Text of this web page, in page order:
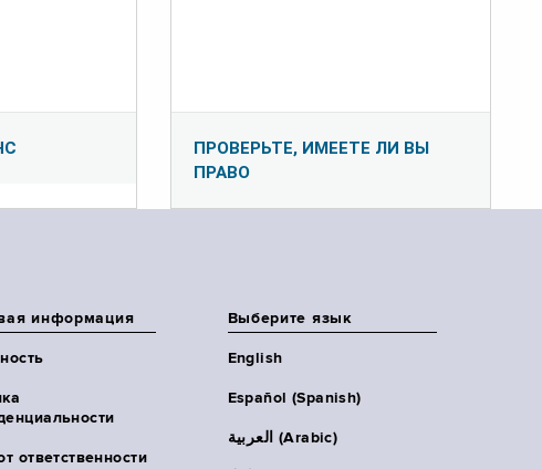
ПРОВЕРЬТЕ, ИМЕЕТЕ ЛИ ВЫ
ПРАВО
информация
ответственности
Выберите язык
English
Español (Spanish)
العربية (Arabic)